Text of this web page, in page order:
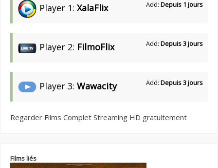
Player 1: XalaFlix Add: Depuis 1 jours
Player 2: FilmoFlix Add: Depuis 3 jours
Player 3: Wawacity Add: Depuis 3 jours
Regarder Films Complet Streaming HD gratuitement
Films liés